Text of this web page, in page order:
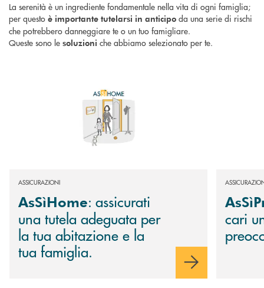
La serenità è un ingrediente fondamentale nella vita di ogni famiglia;
per questo è importante tutelarsi in anticipo da una serie di rischi
che potrebbero danneggiare te o un tuo famigliare.
Queste sono le soluzioni che abbiamo selezionato per te.
ASSICURAZIONI
AsSìHome: assicurati
una tutela adeguata per
la tua abitazione e la
tua famiglia.
cari